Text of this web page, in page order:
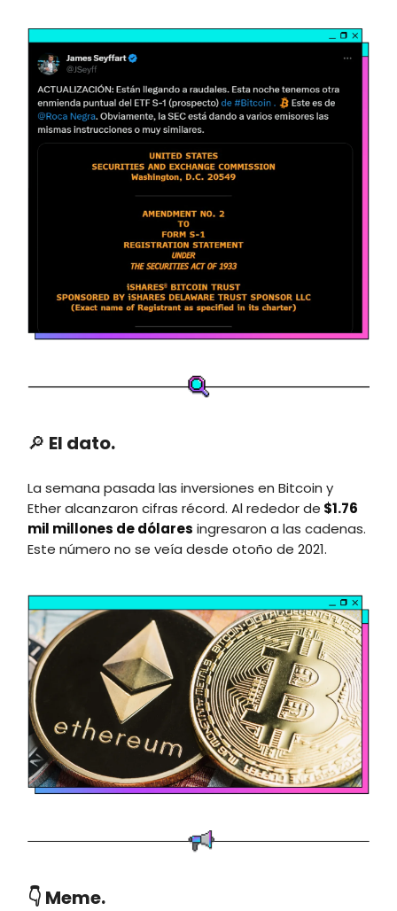
🔎 El dato.
La semana pasada las inversiones en Bitcoin y
Ether alcanzaron cifras récord. Al rededor de $1.76
mil millones de dólares ingresaron a las cadenas.
Este número no se veía desde otoño de 2021.
👇 Meme.